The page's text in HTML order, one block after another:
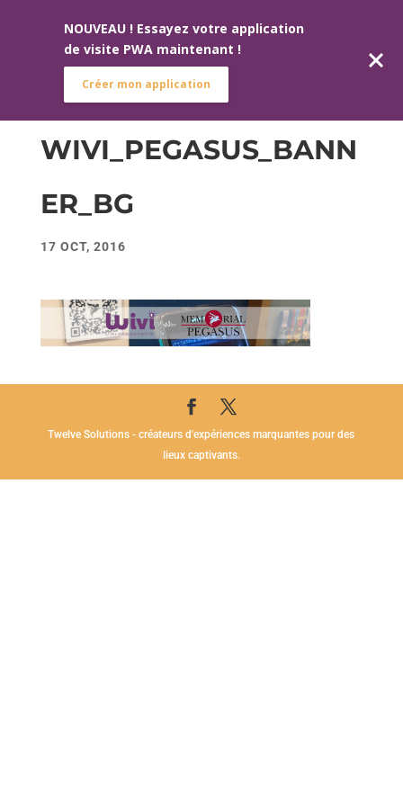
WIVI_PEGASUS_BANN
ER_BG
17 OCT, 2016
Twelve Solutions - créateurs d'expériences marquantes pour des
lieux captivants.
NOUVEAU ! Essayez votre application
de visite PWA maintenant !
Créer mon application